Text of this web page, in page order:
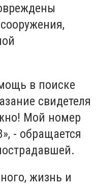
в поиске
свидетеля
Мой номер
- обращается
жизнь и